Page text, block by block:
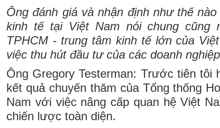
Ông đánh giá và nhận định như thế
kinh tế tại Việt Nam nói chung cũng
TPHCM - trung tâm kinh tế lớn của
việc thu hút đầu tư của các doanh
Ông Gregory Testerman: Trước tiên
kết quả chuyến thăm của Tổng thống
Nam với việc nâng cấp quan hệ Việt
chiến lược toàn diện.